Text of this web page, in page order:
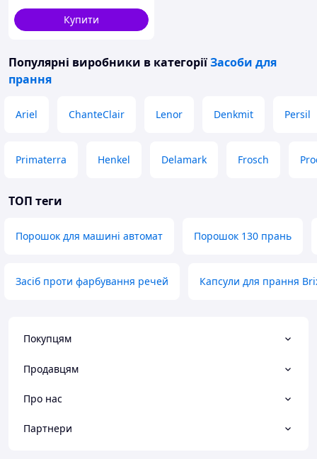
Купити
Популярні виробники в категоріїЗасоби для
прання
Ariel ChanteClair Lenor Denkmit Persil
Primaterra Henkel Delamark Frosch
ТОП теги
Порошок для машині автомат Порошок 130 прань
Засіб проти фарбування речей Капсули для прання
Покупцям
Продавцям
Про нас
Партнери